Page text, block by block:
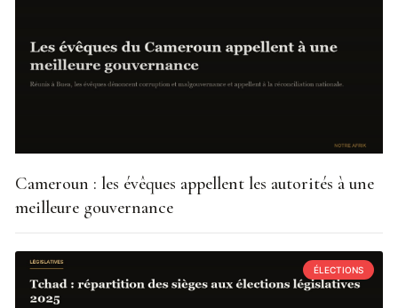
Cameroun : les évêques appellent les autorités à une
meilleure gouvernance
ÉLECTIONS